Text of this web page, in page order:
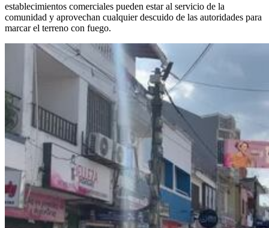
establecimientos comerciales pueden estar al servicio de la
comunidad y aprovechan cualquier descuido de las autoridades para
marcar el terreno con fuego.